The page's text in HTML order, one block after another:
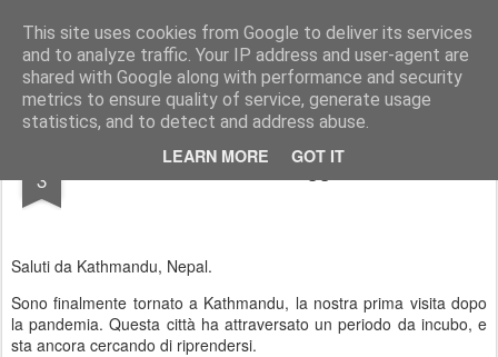
This site uses cookies from Google to deliver its services
and to analyze traffic. Your IP address and user-agent are
shared with Google along with performance and security
metrics to ensure quality of service, generate usage
statistics, and to detect and address abuse.
LEARN MORE GOT IT
AWGifts Italia
Home
3 Lato selvaggio
Saluti da Kathmandu, Nepal.
Sono finalmente tornato a Kathmandu, la nostra prima visita dopo
la pandemia. Questa città ha attraversato un periodo da incubo, e
sta ancora cercando di riprendersi.